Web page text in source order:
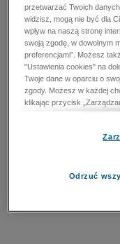
przetwarzać Twoich
widzisz, mogą nie być dla
wpływ na naszą stronę
swoją zgodę, w dowolnym
preferencjami”. Możesz
"Ustawienia cookies" na
Twoje dane w oparciu o
zgody. Możesz w każdej
klikając przycisk
cookies" na dole strony.
zapobiegania oszustwom i
przetwarzaniu danych
Odrzuć